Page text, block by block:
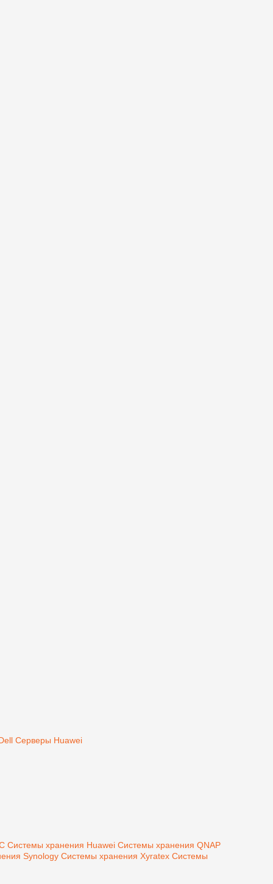
Серверы Huawei
Системы хранения Huawei Системы хранения QNAP
Synology Системы хранения Xyratex Системы